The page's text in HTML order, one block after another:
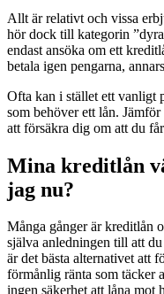
Allt är relativt och vissa
hör dock till kategorin
endast ansöka om ett
betala igen pengarna,
Ofta kan i stället ett vanligt
som behöver ett lån.
att försäkra dig om att du
Mina kreditlån
jag nu?
Många gånger är kreditlån
själva anledningen till att
är det bästa alternativet att
förmånlig ränta som täcker
ingen säkerhet att låna mot